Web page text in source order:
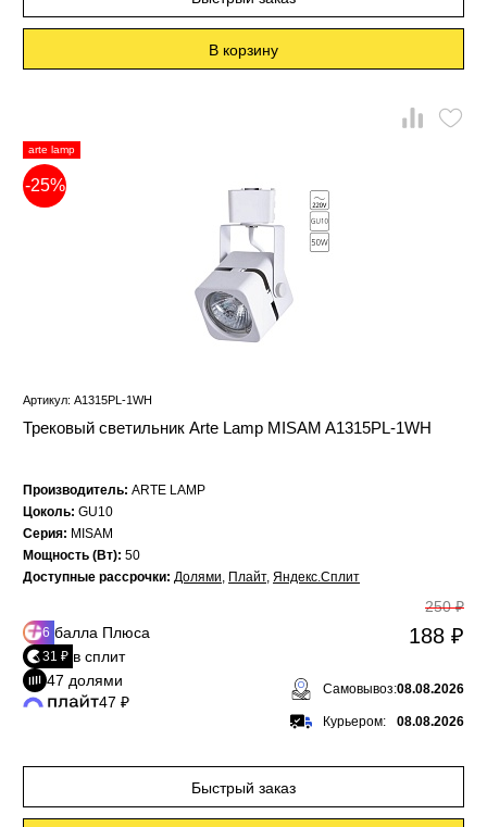
В корзину
arte lamp
-25%
Артикул: A1315PL-1WH
Трековый светильник Arte Lamp MISAM A1315PL-1WH
Производитель: ARTE LAMP
Цоколь: GU10
Серия: MISAM
Мощность (Вт): 50
Доступные рассрочки: Долями, Плайт, Яндекс.Сплит
6 балла Плюса
31 ₽ в сплит
47 долями
47 ₽
250 ₽
188 ₽
Самовывоз:08.08.2026
Курьером: 08.08.2026
Быстрый заказ